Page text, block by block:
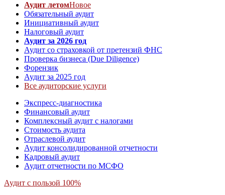
Аудит летомНовое
Обязательный аудит
Инициативный аудит
Налоговый аудит
Аудит за 2026 год
Аудит со страховкой от претензий ФНС
Проверка бизнеса (Due Diligence)
Форензик
Аудит за 2025 год
Все аудиторские услуги
Экспресс-диагностика
Финансовый аудит
Комплексный аудит с налогами
Стоимость аудита
Отраслевой аудит
Аудит консолидированной отчетности
Кадровый аудит
Аудит отчетности по МСФО
Аудит с пользой 100%